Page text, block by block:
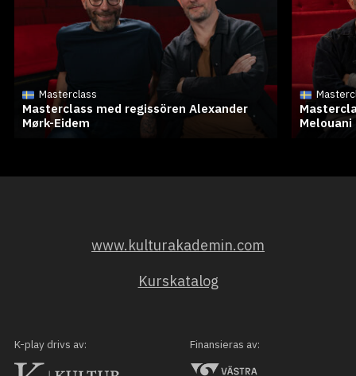
Masterclass
Masterclass med regissören Alexander
Mørk-Eidem
Melouani
www.kulturakademin.com
Kurskatalog
K-play drivs av: Finansieras av: